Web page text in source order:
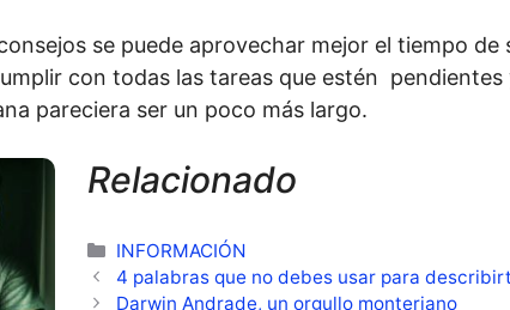
se puede aprovechar mejor el tiempo de
con todas las tareas que estén pendientes
pareciera ser un poco más largo.
Relacionado
Categorías
INFORMACIÓN
4 palabras que no debes usar para
Darwin Andrade, un orgullo monteriano